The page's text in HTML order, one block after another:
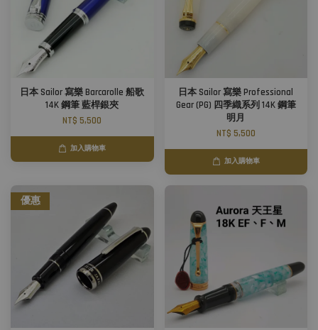
日本 Sailor 寫樂 Barcarolle 船歌
14K 鋼筆 藍桿銀夾
NT$ 5,500
加入購物車
日本 Sailor 寫樂 Professional
Gear (PG) 四季織系列 14K 鋼筆
明月
NT$ 5,500
加入購物車
優惠